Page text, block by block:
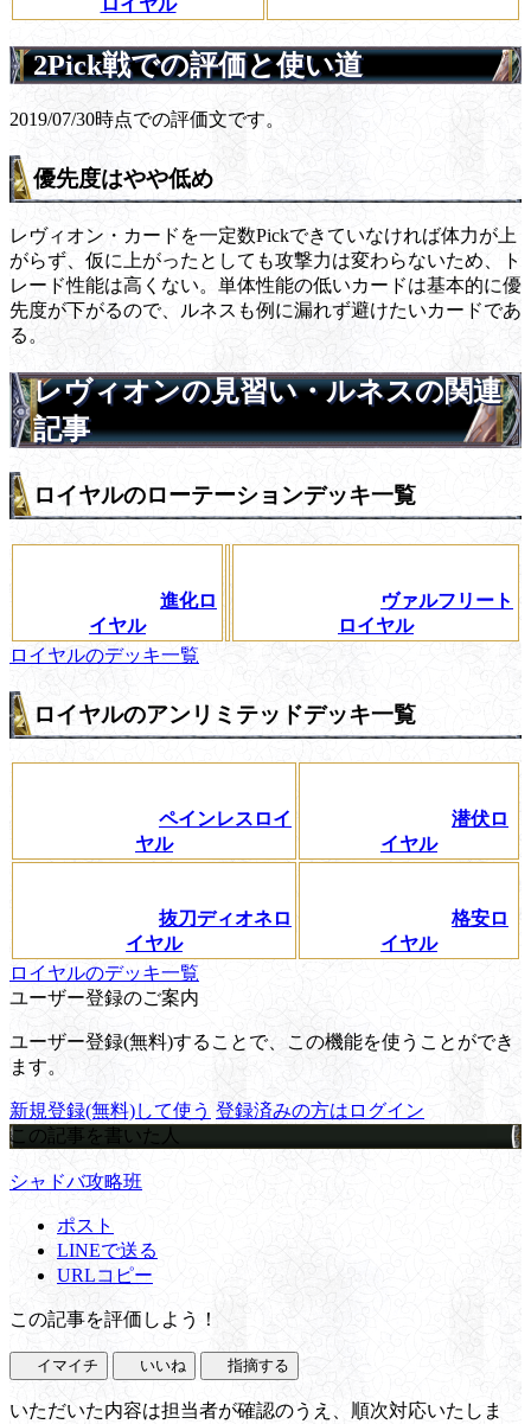
ロイヤル
2Pick戦での評価と使い道
2019/07/30時点での評価文です。
優先度はやや低め
レヴィオン・カードを一定数Pickできていなければ体力が上
がらず、仮に上がったとしても攻撃力は変わらないため、ト
レード性能は高くない。単体性能の低いカードは基本的に優
先度が下がるので、ルネスも例に漏れず避けたいカードであ
る。
レヴィオンの見習い・ルネスの関連
記事
ロイヤルのローテーションデッキ一覧
進化ロ
イヤル
ヴァルフリート
ロイヤル
ロイヤルのデッキ一覧
ロイヤルのアンリミテッドデッキ一覧
ペインレスロイ
ヤル
潜伏ロ
イヤル
抜刀ディオネロ
イヤル
格安ロ
イヤル
ロイヤルのデッキ一覧
ユーザー登録のご案内
ユーザー登録(無料)することで、この機能を使うことができ
ます。
新規登録(無料)して使う 登録済みの方はログイン
この記事を書いた人
シャドバ攻略班
ポスト
LINEで送る
URLコピー
この記事を評価しよう！
イマイチ いいね 指摘する
いただいた内容は担当者が確認のうえ、順次対応いたしま